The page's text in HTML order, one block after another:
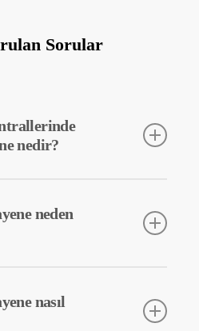
Sorular
nedir?
olası arızalar erken teşhis
neden
ile işletme maliyetleri
nasıl